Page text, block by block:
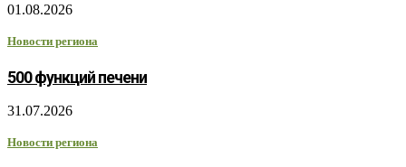
01.08.2026
Новости региона
500 функций печени
31.07.2026
Новости региона